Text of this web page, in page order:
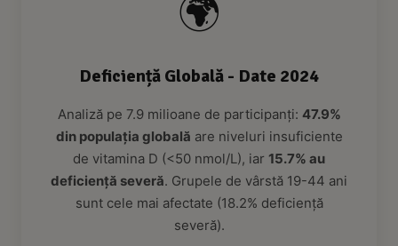
🌍
Deficiență Globală - Date 2024
Analiză pe 7.9 milioane de participanți: 47.9%
din populația globală are niveluri insuficiente
de vitamina D (<50 nmol/L), iar 15.7% au
deficiență severă. Grupele de vârstă 19-44 ani
sunt cele mai afectate (18.2% deficiență
severă).